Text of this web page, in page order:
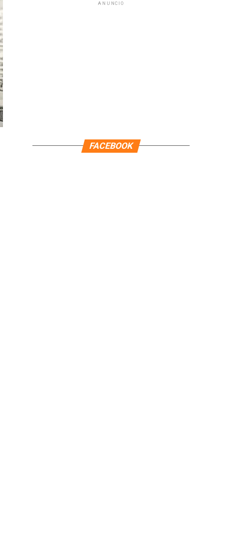
ANUNCIO
FACEBOOK